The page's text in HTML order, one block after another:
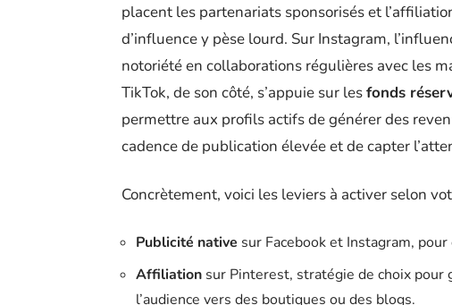
placent les partenariats sponsorisés et
d’influence y pèse lourd. Sur Instagram,
notoriété en collaborations régulières avec les
TikTok, de son côté, s’appuie sur lesfonds
permettre aux profils actifs de générer des
cadence de publication élevée et de capter
Concrètement, voici les leviers à activer selon
Publicité native sur Facebook et Instagram,
Affiliation sur Pinterest, stratégie de choix
l’audience vers des boutiques ou des blogs.